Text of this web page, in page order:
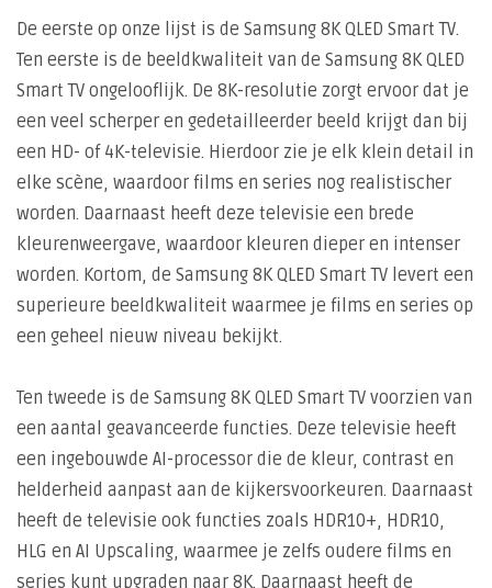
De eerste op onze lijst is de Samsung 8K QLED Smart TV.
Ten eerste is de beeldkwaliteit van de Samsung 8K QLED
Smart TV ongelooflijk. De 8K-resolutie zorgt ervoor dat je
een veel scherper en gedetailleerder beeld krijgt dan bij
een HD- of 4K-televisie. Hierdoor zie je elk klein detail in
elke scène, waardoor films en series nog realistischer
worden. Daarnaast heeft deze televisie een brede
kleurenweergave, waardoor kleuren dieper en intenser
worden. Kortom, de Samsung 8K QLED Smart TV levert een
superieure beeldkwaliteit waarmee je films en series op
een geheel nieuw niveau bekijkt.
Ten tweede is de Samsung 8K QLED Smart TV voorzien van
een aantal geavanceerde functies. Deze televisie heeft
een ingebouwde AI-processor die de kleur, contrast en
helderheid aanpast aan de kijkersvoorkeuren. Daarnaast
heeft de televisie ook functies zoals HDR10+, HDR10,
HLG en AI Upscaling, waarmee je zelfs oudere films en
series kunt upgraden naar 8K. Daarnaast heeft de